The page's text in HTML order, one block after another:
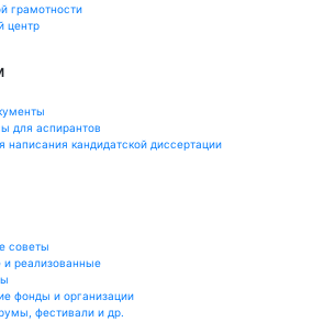
грамотности
центр
для аспирантов
написания кандидатской диссертации
советы
реализованные
фонды и организации
фестивали и др.